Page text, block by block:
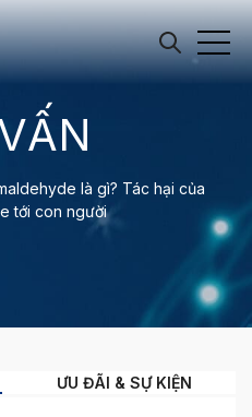
là gì? Tác hại của
tới con người
ƯU ĐÃI & SỰ KIỆN